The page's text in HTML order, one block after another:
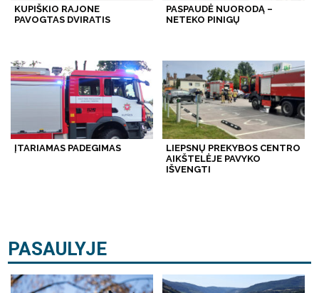
KUPIŠKIO RAJONE
PAVOGTAS DVIRATIS
PASPAUDĖ NUORODĄ –
NETEKO PINIGŲ
ĮTARIAMAS PADEGIMAS
LIEPSNŲ PREKYBOS CENTRO
AIKŠTELĖJE PAVYKO
IŠVENGTI
PASAULYJE